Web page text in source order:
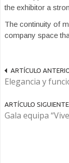
the exhibitor a
The continuity of
company space
ARTÍCULO
Elegancia y
ARTÍCULO SIGUIENTE
Gala equipa